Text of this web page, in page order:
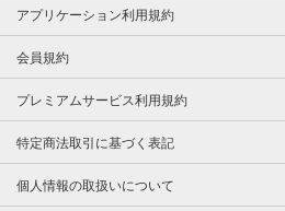
アプリケーション利用規約
会員規約
プレミアムサービス利用規約
特定商法取引に基づく表記
個人情報の取扱いについて